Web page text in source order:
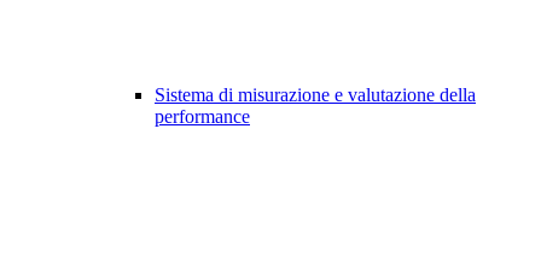
Sistema di misurazione e valutazione della
performance